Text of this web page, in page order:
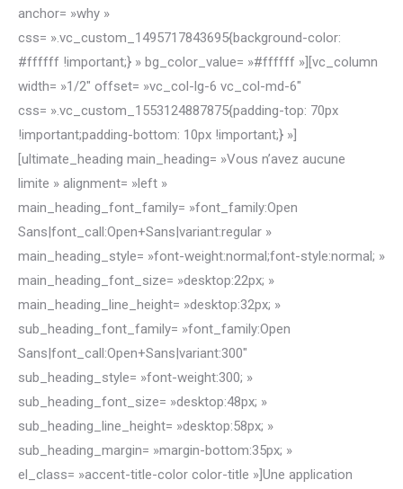
anchor= »why »
css= ».vc_custom_1495717843695{background-color:
#ffffff !important;} » bg_color_value= »#ffffff »][vc_column
width= »1/2″ offset= »vc_col-lg-6 vc_col-md-6″
css= ».vc_custom_1553124887875{padding-top: 70px
!important;padding-bottom: 10px !important;} »]
[ultimate_heading main_heading= »Vous n’avez aucune
limite » alignment= »left »
main_heading_font_family= »font_family:Open
Sans|font_call:Open+Sans|variant:regular »
main_heading_style= »font-weight:normal;font-style:normal; »
main_heading_font_size= »desktop:22px; »
main_heading_line_height= »desktop:32px; »
sub_heading_font_family= »font_family:Open
Sans|font_call:Open+Sans|variant:300″
sub_heading_style= »font-weight:300; »
sub_heading_font_size= »desktop:48px; »
sub_heading_line_height= »desktop:58px; »
sub_heading_margin= »margin-bottom:35px; »
el_class= »accent-title-color color-title »]Une application